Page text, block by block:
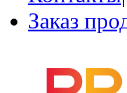
Заказ